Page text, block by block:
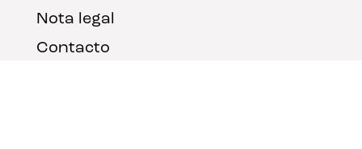
Nota legal
Contacto